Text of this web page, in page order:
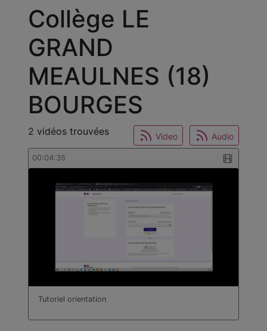
Collège LE
GRAND
MEAULNES (18)
BOURGES
Video Audio
2 vidéos trouvées
00:04:35
Tutoriel orientation